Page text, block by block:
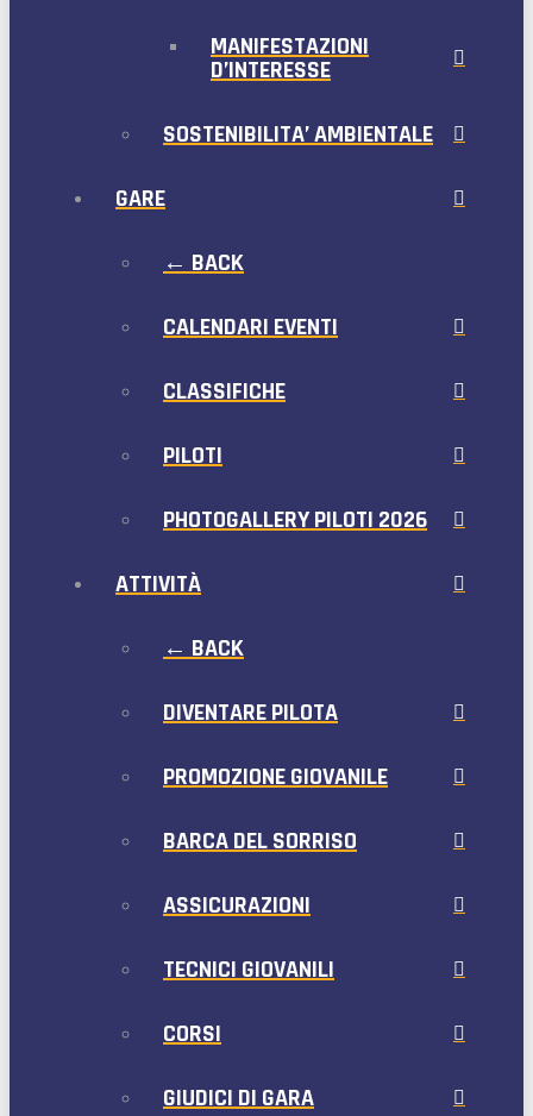
MANIFESTAZIONI
D’INTERESSE
SOSTENIBILITA’ AMBIENTALE
GARE
← BACK
CALENDARI EVENTI
CLASSIFICHE
PILOTI
PHOTOGALLERY PILOTI 2026
ATTIVITÀ
← BACK
DIVENTARE PILOTA
PROMOZIONE GIOVANILE
BARCA DEL SORRISO
ASSICURAZIONI
TECNICI GIOVANILI
CORSI
GIUDICI DI GARA